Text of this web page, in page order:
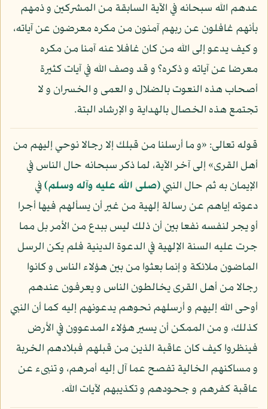
عدهم الله سبحانه في الآية السابقة من المشركين و ذمهم
بأنهم غافلون عن ربهم آمنون من مكره معرضون عن آياته،
و كيف يدعو إلى الله من كان غافلا عنه آمنا من مكره
معرضا عن آياته و ذكره؟ و قد وصف الله في آيات كثيرة
أصحاب هذه النعوت بالضلال و العمى و الخسران و لا
تجتمع هذه الخصال بالهداية و الإرشاد البتة.
قوله تعالى: «و ما أرسلنا من قبلك إلا رجالا نوحي إليهم من
أهل القرى» إلى آخر الآية، لما ذكر سبحانه حال الناس في
الإيمان به ثم حال النبي(صلى الله عليه وآله وسلم)في
دعوته إياهم عن رسالة إلهية من غير أن يسألهم فيها أجرا
أو يجر لنفسه نفعا بين أن ذلك ليس ببدع من الأمر بل مما
جرت عليه السنة الإلهية في الدعوة الدينية فلم يكن الرسل
الماضون ملائكة و إنما بعثوا من بين هؤلاء الناس و كانوا
رجالا من أهل القرى يخالطون الناس و يعرفون عندهم
أوحى الله إليهم و أرسلهم نحوهم يدعونهم إليه كما أن النبي
كذلك، و من الممكن أن يسير هؤلاء المدعوون في الأرض
فينظروا كيف كان عاقبة الذين من قبلهم فبلادهم الخربة
و مساكنهم الخالية تفصح عما آل إليه أمرهم، و تنبىء عن
عاقبة كفرهم و جحودهم و تكذيبهم لآيات الله.